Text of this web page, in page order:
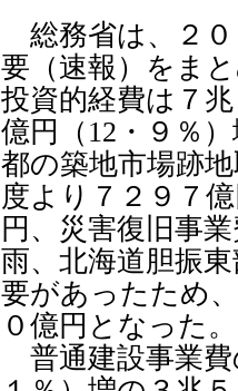
総務省は、２０
要（速報）をま
投資的経費は７
億円（12・９％
都の築地市場跡
度より７２９７
円、災害復旧事
雨、北海道胆振
要があったため
０億円となった。
普通建設事業費